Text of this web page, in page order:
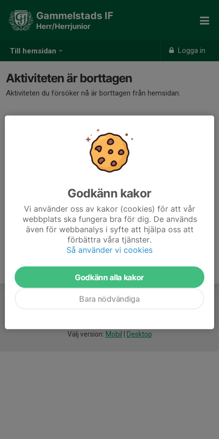
Till hemsidan Logga in
Gammelstads IF
Herr/Herrjunior
Aktiviteten är borttagen
Aktiviteten du försöker nå är borttagen från hemsidan.
Välj version: Mobil Desktop
Godkänn kakor
Vi använder oss av kakor (cookies) för att vår
webbplats ska fungera bra för dig. De används
även för webbanalys i syfte att hjälpa oss att
förbättra våra tjänster.
Så använder vi cookies
Godkänn alla kakor
Bara nödvändiga